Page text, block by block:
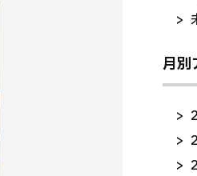
月別